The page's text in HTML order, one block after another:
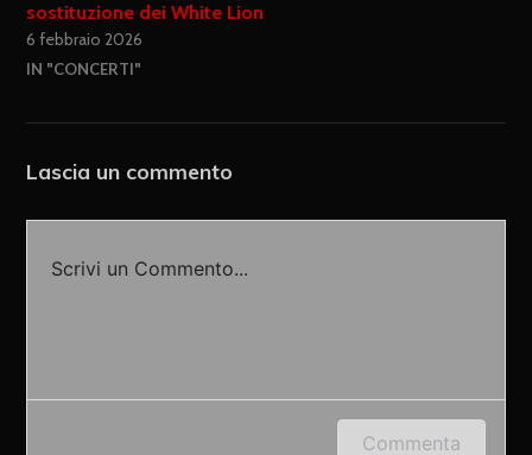
sostituzione dei White Lion
6 febbraio 2026
IN "CONCERTI"
Lascia un commento
Scrivi un Commento...
Accedi o fornisci il tuo nome o indirizzo e-mail
Commenta